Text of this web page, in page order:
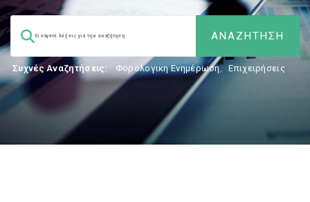
Συχνές Αναζητήσεις: Φορολογικη Ενημέρωση, Επιχειρήσεις